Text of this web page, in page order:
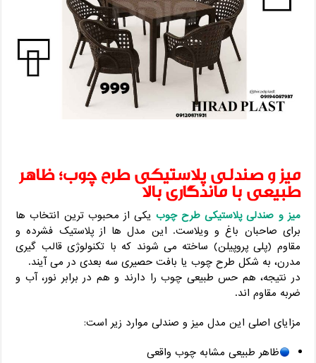
میز و صندلی پلاستیکی طرح چوب؛ ظاهر
طبیعی با ماندگاری بالا
میز و صندلی پلاستیکی طرح چوبیکی از محبوب ‌ترین انتخاب ‌ها
برای صاحبان باغ و ویلاست. این مدل ‌ها از پلاستیک فشرده و
مقاوم (پلی ‌پروپیلن) ساخته می‌ شوند که با تکنولوژی قالب ‌گیری
مدرن، به شکل طرح چوب یا بافت حصیری سه ‌بعدی در می‌ آیند.
در نتیجه، هم حس طبیعی چوب را دارند و هم در برابر نور، آب و
ضربه مقاوم‌ اند.
مزایای اصلی این مدل میز و صندلی موارد زیر است:
ظاهر طبیعی مشابه چوب واقعی